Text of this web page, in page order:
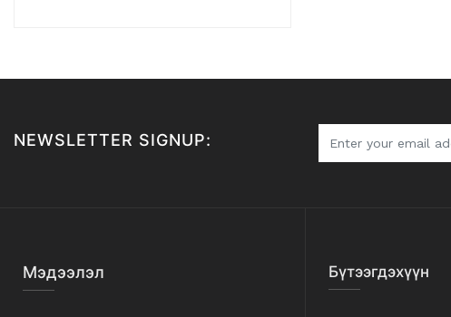
NEWSLETTER SIGNUP:
Мэдээлэл Бүтээгдэхүүн